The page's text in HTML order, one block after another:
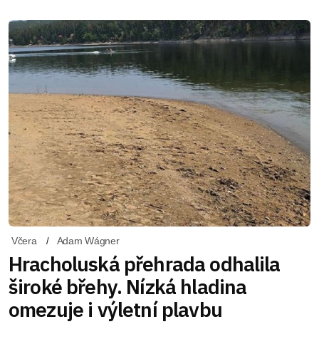
Včera Adam Wágner
Hracholuská přehrada odhalila
široké břehy. Nízká hladina
omezuje i výletní plavbu